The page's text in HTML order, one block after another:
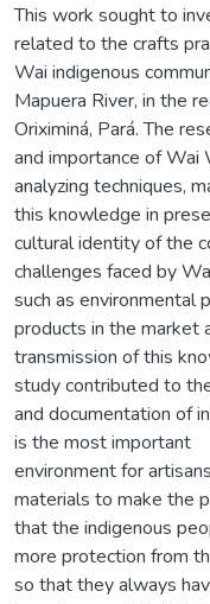
This work sought to
related to the crafts
Wai indigenous
Mapuera River, in the
Oriximiná, Pará. The
and importance of Wai
analyzing techniques,
this knowledge in
cultural identity of the
challenges faced by
such as environmental
products in the market
transmission of this
study contributed to
and documentation of
is the most important
environment for
materials to make the
that the indigenous
more protection from
so that they always